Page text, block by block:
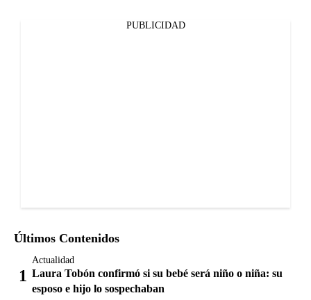
PUBLICIDAD
Últimos Contenidos
Actualidad
Laura Tobón confirmó si su bebé será niño o niña: su
esposo e hijo lo sospechaban